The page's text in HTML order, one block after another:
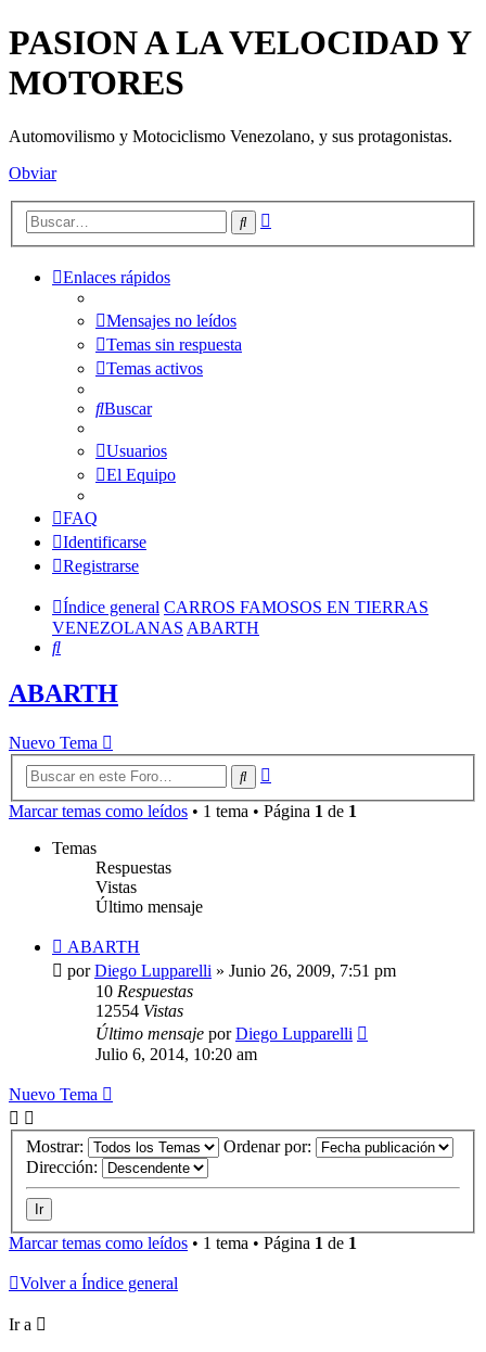
PASION A LA VELOCIDAD Y
MOTORES
Automovilismo y Motociclismo Venezolano, y sus protagonistas.
Obviar
Buscar
Enlaces rápidos
Mensajes no leídos
Temas sin respuesta
Temas activos
Buscar
Usuarios
El Equipo
FAQ
Identificarse
Registrarse
Índice general CARROS FAMOSOS EN TIERRAS
VENEZOLANAS ABARTH
Buscar
ABARTH
Nuevo Tema
Buscar
Marcar temas como leídos • 1 tema • Página 1 de 1
Temas
Respuestas
Vistas
Último mensaje
ABARTH
porDiego Lupparelli » Junio 26, 2009, 7:51 pm
10 Respuestas
12554 Vistas
Último mensaje porDiego Lupparelli
Julio 6, 2014, 10:20 am
Nuevo Tema
Mostrar:
Ordenar por:
Dirección:
Marcar temas como leídos • 1 tema • Página 1 de 1
Volver a Índice general
Ir a